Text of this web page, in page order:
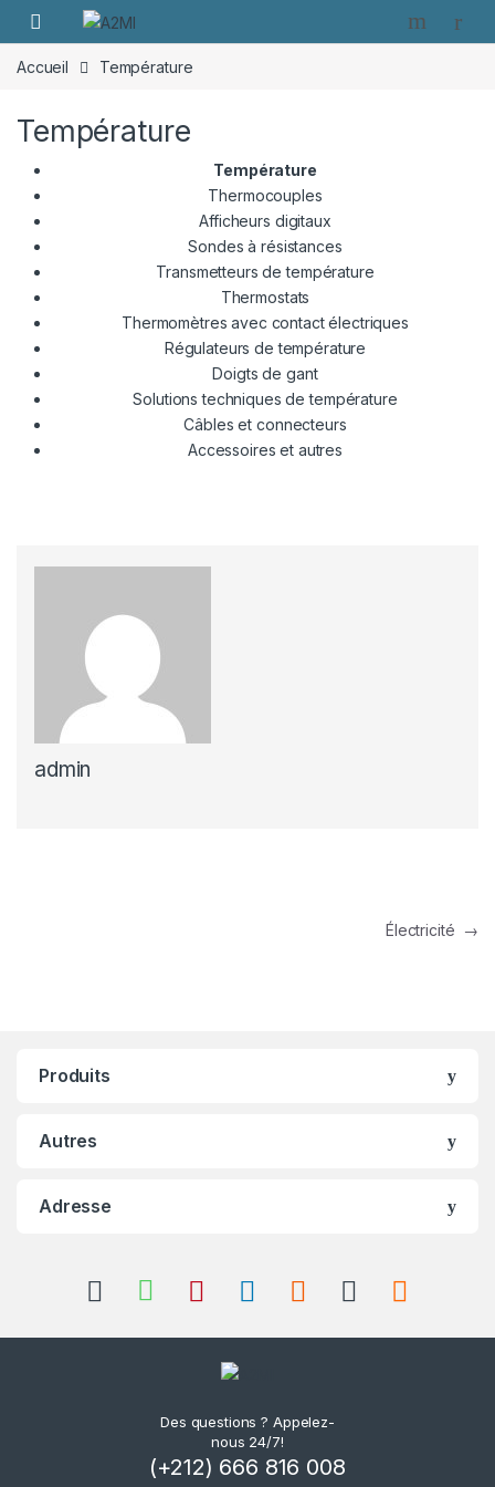
Skip to navigation
Skip to content
Accueil Température
Température
Température
Thermocouples
Afficheurs digitaux
Sondes à résistances
Transmetteurs de température
Thermostats
Thermomètres avec contact électriques
Régulateurs de température
Doigts de gant
Solutions techniques de température
Câbles et connecteurs
Accessoires et autres
admin
Électricité →
Produits
Autres
Adresse
Des questions ? Appelez-
nous 24/7!
(+212) 666 816 008